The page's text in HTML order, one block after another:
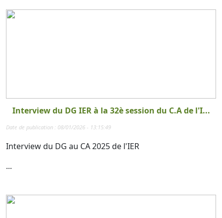
Interview du DG IER à la 32è session du C.A de l'I...
Date de publication : 08/01/2026 - 13:15:49
Interview du DG au CA 2025 de l'IER
...